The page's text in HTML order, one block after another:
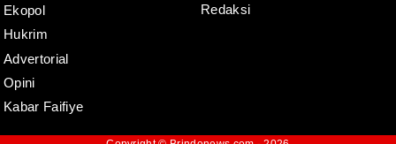
Ekopol
Hukrim
Advertorial
Opini
Kabar Faifiye
Redaksi